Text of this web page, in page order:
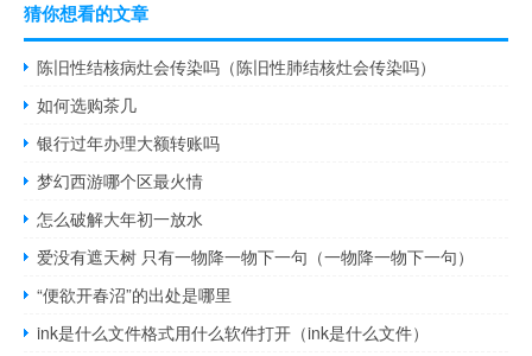
猜你想看的文章
陈旧性结核病灶会传染吗（陈旧性肺结核灶会传染吗）
如何选购茶几
银行过年办理大额转账吗
梦幻西游哪个区最火情
怎么破解大年初一放水
爱没有遮天树 只有一物降一物下一句（一物降一物下一句）
“便欲开春沼”的出处是哪里
ink是什么文件格式用什么软件打开（ink是什么文件）